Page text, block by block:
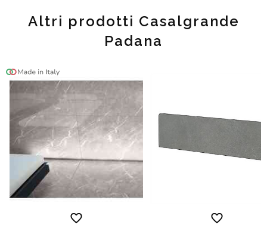
Altri prodotti Casalgrande
Padana